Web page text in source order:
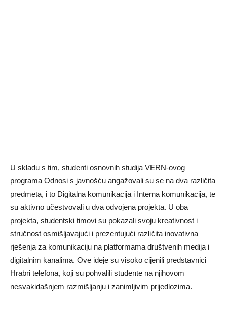
U skladu s tim, studenti osnovnih studija VERN-ovog
programa Odnosi s javnošću angažovali su se na dva različita
predmeta, i to Digitalna komunikacija i Interna komunikacija, te
su aktivno učestvovali u dva odvojena projekta. U oba
projekta, studentski timovi su pokazali svoju kreativnost i
stručnost osmišljavajući i prezentujući različita inovativna
rješenja za komunikaciju na platformama društvenih medija i
digitalnim kanalima. Ove ideje su visoko cijenili predstavnici
Hrabri telefona, koji su pohvalili studente na njihovom
nesvakidašnjem razmišljanju i zanimljivim prijedlozima.